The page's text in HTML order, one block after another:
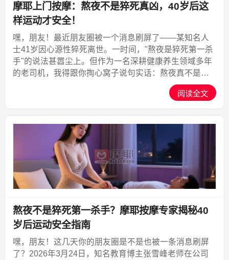
摩耶上门按摩：熬夜不是猝死真凶，40岁后这
样运动才安全！
嘿，朋友！最近朋友圈被一个消息刷屏了——某知名人
士41岁因心源性猝死离世。一时间，"熬夜是猝死第一杀
手"的说法甚嚣尘上。但作为一名深耕健康养生领域多年
的老司机，我得跟你掏心窝子说句实话：熬夜真不是唯
一的"背锅侠"！今天咱们就聊聊这个扎心的话题，顺便给
阅读全文
熬夜不是猝死第一杀手？摩耶按摩专家揭秘40
岁后运动安全指南
嘿，朋友！这几天你的朋友圈是不是也被一条消息刷屏
了？2026年3月24日，知名教育博主张雪峰老师在公司